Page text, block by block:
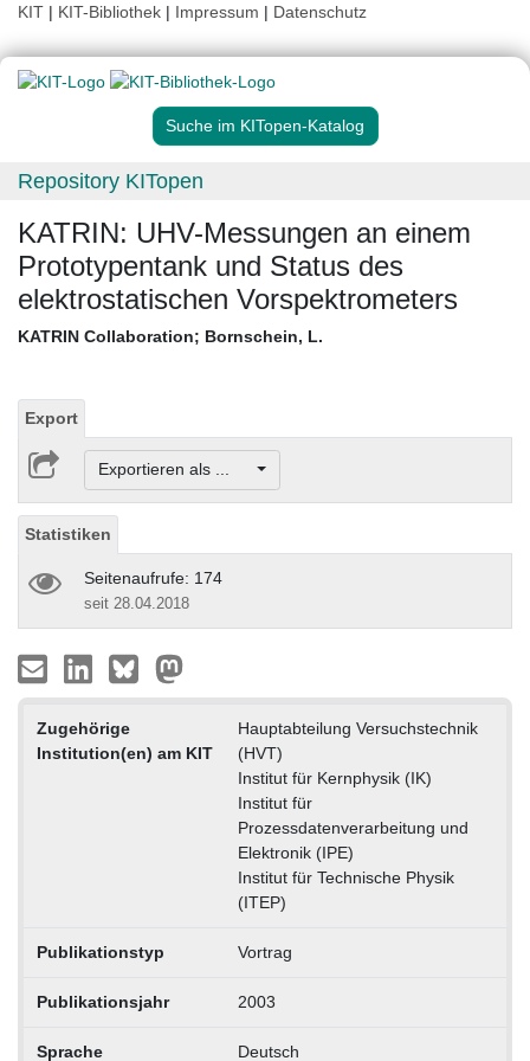
KIT | KIT-Bibliothek | Impressum | Datenschutz
Suche im KITopen-Katalog
Repository KITopen
KATRIN: UHV-Messungen an einem
Prototypentank und Status des
elektrostatischen Vorspektrometers
KATRIN Collaboration; Bornschein, L.
Export
Exportieren als ...
Statistiken
Seitenaufrufe: 174
seit 28.04.2018
Zugehörige
Institution(en) am KIT
Hauptabteilung Versuchstechnik
(HVT)
Institut für Kernphysik (IK)
Institut für
Prozessdatenverarbeitung und
Elektronik (IPE)
Institut für Technische Physik
(ITEP)
Publikationstyp Vortrag
Publikationsjahr 2003
Sprache Deutsch